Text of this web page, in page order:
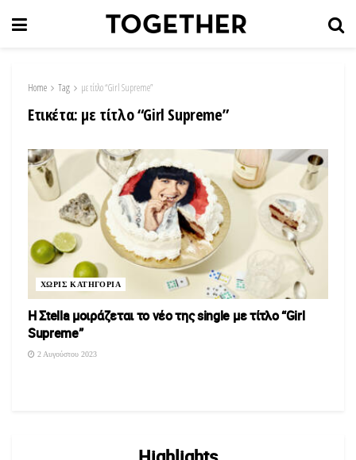
Home Tag με τίτλο “Girl Supreme”
Ετικέτα: με τίτλο “Girl Supreme”
ΧΩΡΙΣ ΚΑΤΗΓΟΡΙΑ
Η Σtella μοιράζεται το νέο της single με τίτλο “Girl
Supreme”
2 Αυγούστου 2023